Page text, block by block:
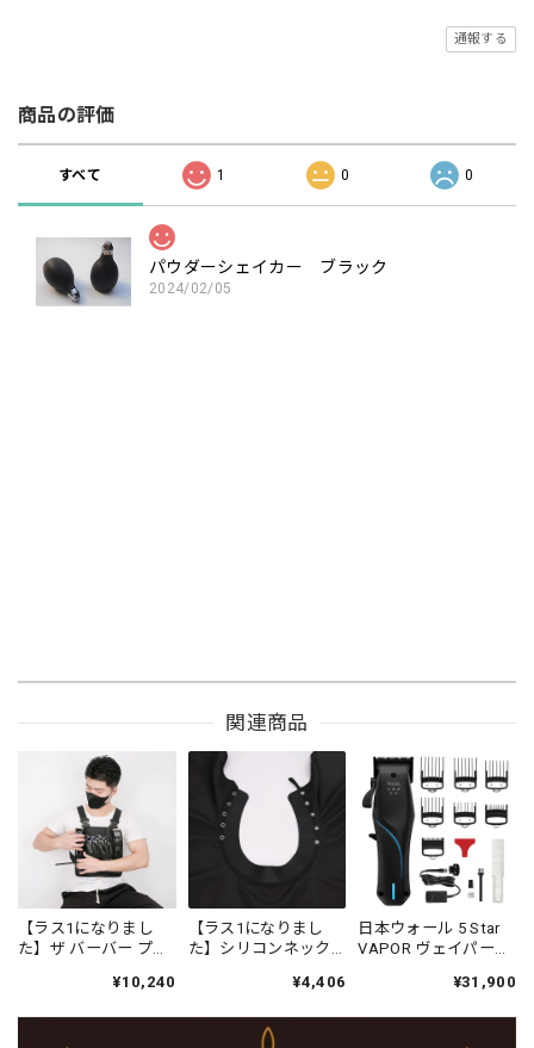
通報する
商品の評価
すべて 1 0 0
パウダーシェイカー ブラック
2024/02/05
関連商品
【ラス1になりまし
た】ザ バーバー プロ
ストギアホルスター
¥10,240
【ラス1になりまし
た】シリコンネック
ケープ プレーンブラ
¥4,406
日本ウォール 5 Star
VAPOR ヴェイパー
ー 充電スタンド付
¥31,900